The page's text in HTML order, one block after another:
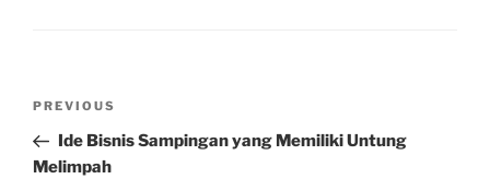
Previous
Post
PREVIOUS
Ide Bisnis Sampingan yang Memiliki Untung
Melimpah